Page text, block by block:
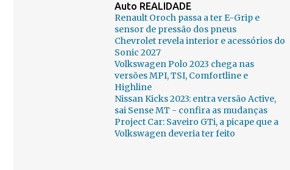
Auto REALIDADE
Renault Oroch passa a ter E-Grip e
sensor de pressão dos pneus
Chevrolet revela interior e acessórios do
Sonic 2027
Volkswagen Polo 2023 chega nas
versões MPI, TSI, Comfortline e
Highline
Nissan Kicks 2023: entra versão Active,
sai Sense MT - confira as mudanças
Project Car: Saveiro GTi, a picape que a
Volkswagen deveria ter feito